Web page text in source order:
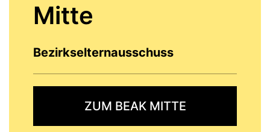
Mitte
Bezirkselternausschuss
ZUM BEAK MITTE